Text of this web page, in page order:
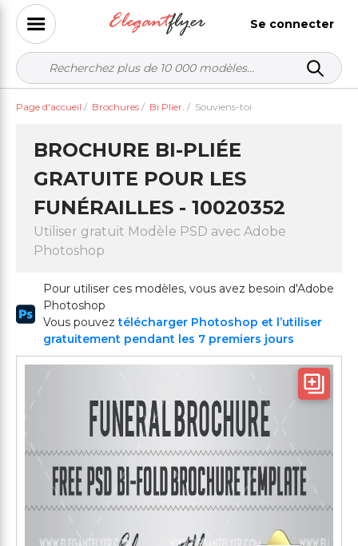
Se connecter
Page d'accueil / Brochures / Bi Plier. / Souviens-toi
BROCHURE BI-PLIÉE
GRATUITE POUR LES
FUNÉRAILLES - 10020352
Utiliser gratuit Modèle PSD avec Adobe
Photoshop
Pour utiliser ces modèles, vous avez besoin d'Adobe
Photoshop
Vous pouveztélécharger Photoshop et l’utiliser
gratuitement pendant les 7 premiers jours